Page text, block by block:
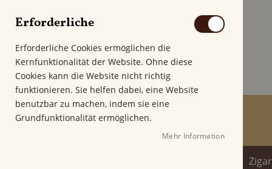
Erforderliche
Erforderliche Cookies ermöglichen die
Kernfunktionalität der Website. Ohne diese
Cookies kann die Website nicht richtig
funktionieren. Sie helfen dabei, eine Website
benutzbar zu machen, indem sie eine
Grundfunktionalität ermöglichen.
Mehr Information